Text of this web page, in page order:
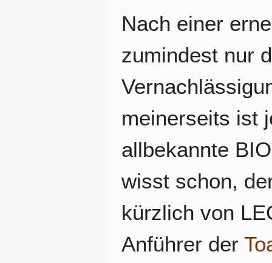
Nach einer
zumindest nur
meinerseits ist
allbekannte
wisst schon,
kürzlich von
Anführer der